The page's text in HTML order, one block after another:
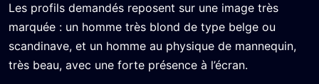
Les profils demandés reposent sur une image très
marquée : un homme très blond de type belge ou
scandinave, et un homme au physique de mannequin,
très beau, avec une forte présence à l’écran.